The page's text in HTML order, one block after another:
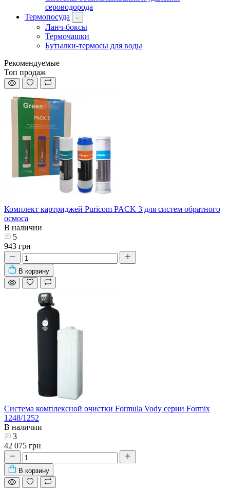
сероводорода
Термопосуда
Ланч-боксы
Термочашки
Бутылки-термосы для воды
Рекомендуемые
Топ продаж
Комплект картриджей Puricom PACK 3 для систем обратного
осмоса
В наличии
5
943 грн
В корзину
Система комплексной очистки Formula Vody серии Formix
1248/1252
В наличии
3
42 075 грн
В корзину